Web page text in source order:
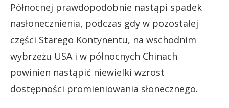
Północnej prawdopodobnie nastąpi spadek
nasłonecznienia, podczas gdy w pozostałej
części Starego Kontynentu, na wschodnim
wybrzeżu USA i w północnych Chinach
powinien nastąpić niewielki wzrost
dostępności promieniowania słonecznego.